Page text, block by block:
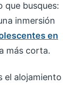
que busques:
inmersión
en
más corta.
el alojamiento